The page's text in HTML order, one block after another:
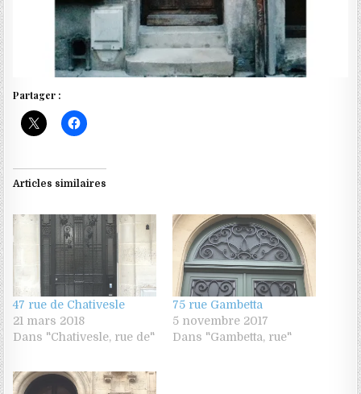
Partager :
Articles similaires
47 rue de Chativesle
21 mars 2018
Dans "Chativesle, rue de"
75 rue Gambetta
5 novembre 2017
Dans "Gambetta, rue"